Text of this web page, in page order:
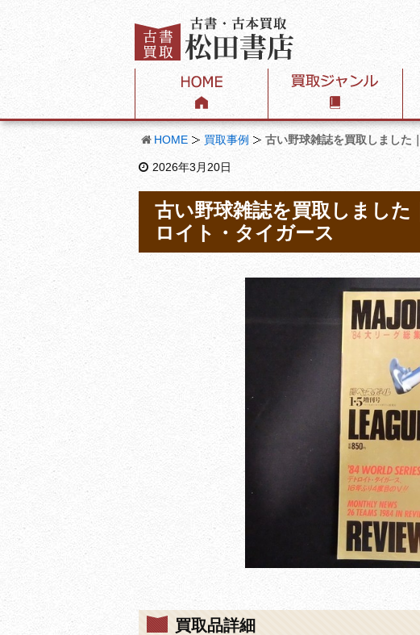
HOME 買取事例 古い野球雑誌を買取しました
2026年3月20日
古い野球雑誌を買取しました
ロイト・タイガース
買取品詳細